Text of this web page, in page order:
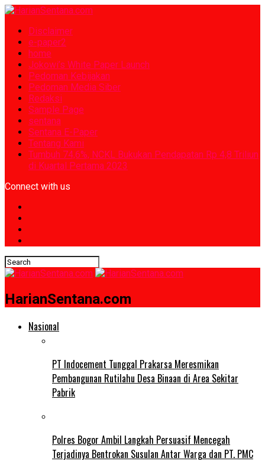
Disclaimer
e-paper2
home
Jokowi’s White Paper Launch
Pedoman Kebijakan
Pedoman Media Siber
Redaksi
Sample Page
sentana
Sentana E-Paper
Tentang Kami
Tumbuh 74,6%, NCKL Bukukan Pendapatan Rp 4,8 Triliun
di Kuartal Pertama 2023
Connect with us
HarianSentana.com
Nasional
PT Indocement Tunggal Prakarsa Meresmikan
Pembangunan Rutilahu Desa Binaan di Area Sekitar
Pabrik
Polres Bogor Ambil Langkah Persuasif Mencegah
Terjadinya Bentrokan Susulan Antar Warga dan PT. PMC